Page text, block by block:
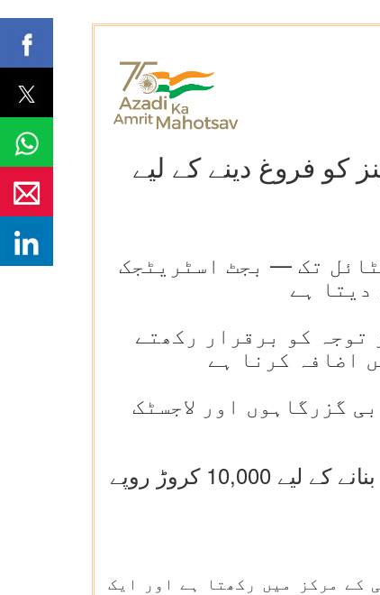
چینز کو فروغ دینے کے لیے
تک — بجٹ اسٹریٹجک
دیتا ہے
توجہ کو برقرار رکھتے
اضافہ کرنا ہے
گزرگاہوں اور لاجسٹک
بجٹ میں ایم ایس ایم ای برآمدات کو فروغ دینے اور کریڈٹ کی دستیابی کو آسان بنانے کے لیے 10,000 کروڑ روپے
عملی کے مرکز میں رکھتا ہے اور ایک